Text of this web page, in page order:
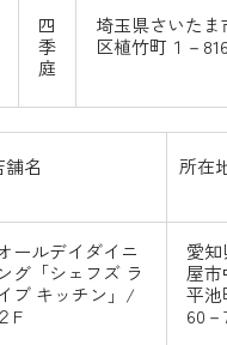
四
季
庭
埼玉県さいたま
区植竹町１－
舗名 所在
ールデイダイニ
ング「シェフズ ラ
ブ キッチン 」/
２F
愛
屋市
平池
60－